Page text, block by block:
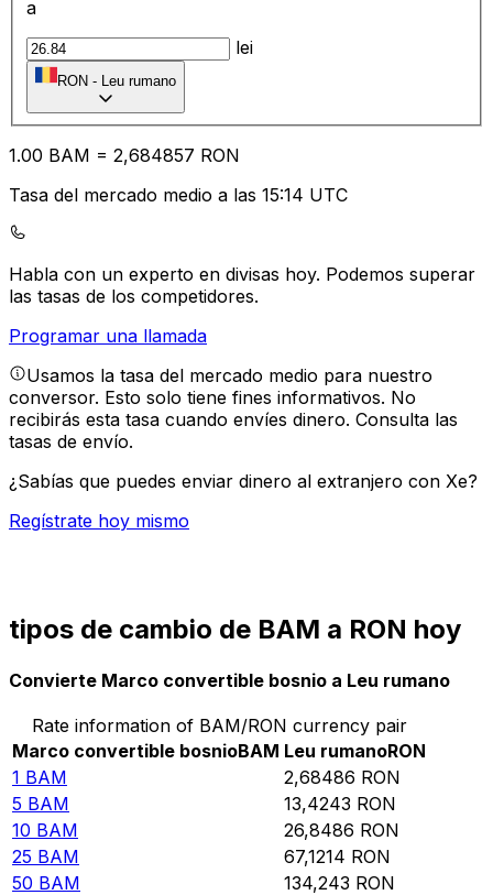
a
lei
RON - Leu rumano
1.00 BAM = 2,684857 RON
Tasa del mercado medio a las 15:14 UTC
Habla con un experto en divisas hoy. Podemos superar
las tasas de los competidores.
Programar una llamada
Usamos la tasa del mercado medio para nuestro
conversor. Esto solo tiene fines informativos. No
recibirás esta tasa cuando envíes dinero. Consulta las
tasas de envío.
¿Sabías que puedes enviar dinero al extranjero con Xe?
Regístrate hoy mismo
tipos de cambio de BAM a RON hoy
Convierte Marco convertible bosnio a Leu rumano
Rate information of BAM/RON currency pair
Marco convertible bosnioBAM Leu rumanoRON
1 BAM 2,68486 RON
5 BAM 13,4243 RON
10 BAM 26,8486 RON
25 BAM 67,1214 RON
50 BAM 134,243 RON